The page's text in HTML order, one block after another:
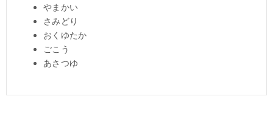
やまかい
さみどり
おくゆたか
ごこう
あさつゆ